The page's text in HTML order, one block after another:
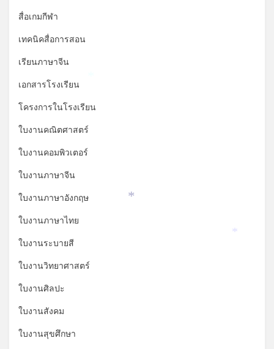
สื่อเกมกีฬา
เทคนิคสื่อการสอน
เรียนภาษาจีน
เอกสารโรงเรียน
โครงการในโรงเรียน
ใบงานคณิตศาสตร์
ใบงานคอมพิวเตอร์
ใบงานภาษาจีน
ใบงานภาษาอังกฤษ
ใบงานภาษาไทย
ใบงานระบายสี
ใบงานวิทยาศาสตร์
ใบงานศิลปะ
ใบงานสังคม
ใบงานสุขศึกษา